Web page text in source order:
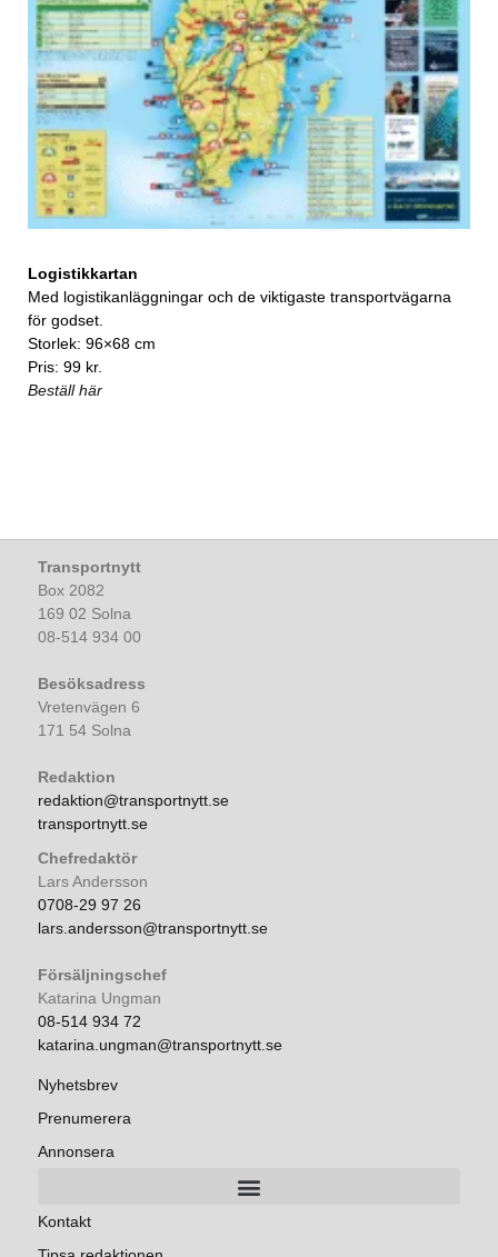
Logistikkartan
Med logistikanläggningar och de viktigaste transportvägarna
för godset.
Storlek: 96×68 cm
Pris: 99 kr.
Beställ här
Transportnytt
Box 2082
169 02 Solna
08-514 934 00
Besöksadress
Vretenvägen 6
171 54 Solna
Redaktion
redaktion@transportnytt.se
transportnytt.se
Chefredaktör
Lars Andersson
0708-29 97 26
lars.andersson@transportnytt.se
Försäljningschef
Katarina Ungman
08-514 934 72
katarina.ungman@transportnytt.se
Nyhetsbrev
Prenumerera
Annonsera
Kontakt